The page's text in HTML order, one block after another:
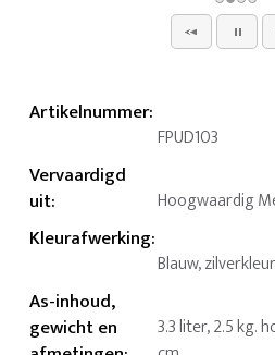
Artikelnummer:
FPUD103
Vervaardigd
uit: Hoogwaardig
Kleurafwerking:
Blauw,
As-inhoud,
gewicht en
3.3 liter, 2.5 kg.